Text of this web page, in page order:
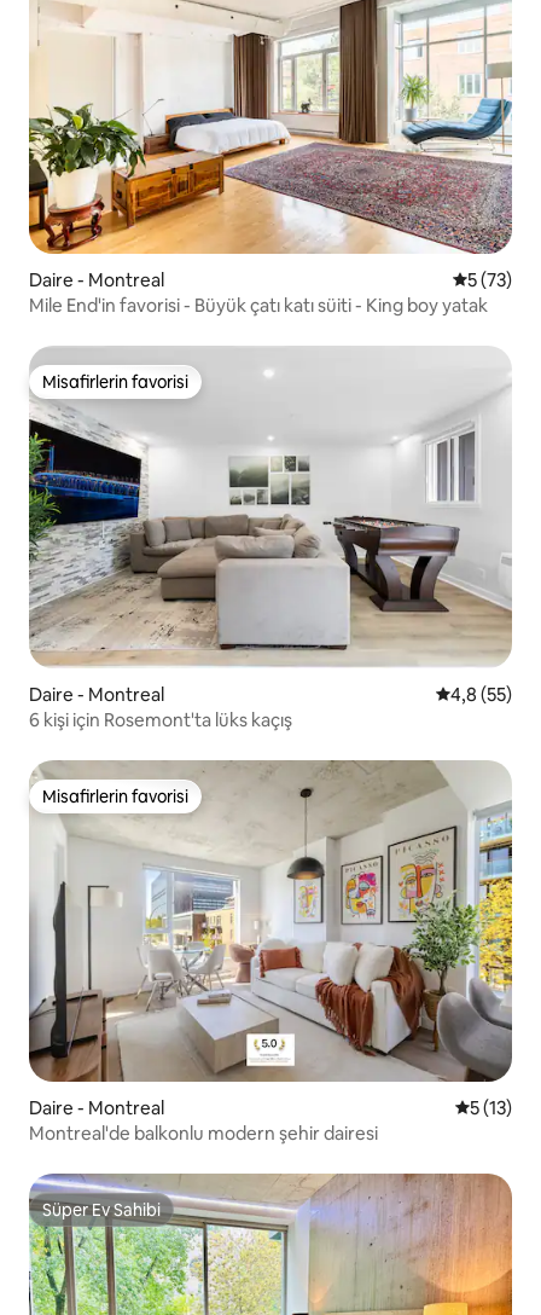
Daire - Montreal 55 (73)
Mile End'in favorisi - Büyük çatı katı süiti - King boy yatak
Misafirlerin favorisi
Misafirlerin favorisi
Daire - Montreal 5 üzerinden
4,8 (55)
6 kişi için Rosemont'ta lüks kaçış
Misafirlerin favorisi
Misafirlerin favorisi
Daire - Montreal 55 (13)
Montreal'de balkonlu modern şehir dairesi
Süper Ev Sahibi
Süper Ev Sahibi